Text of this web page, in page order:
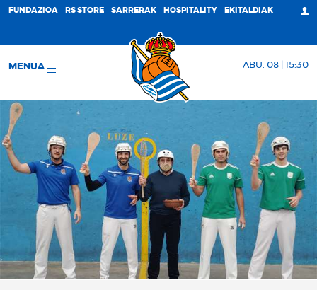
FUNDAZIOA RS STORE SARRERAK HOSPITALITY EKITALDIAK
MENUA ABU. 08 | 15:30